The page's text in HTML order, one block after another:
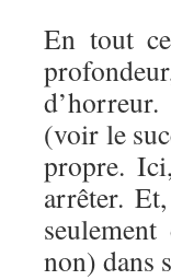
En tout
(voir le
propre.
arrêter.
non) dans